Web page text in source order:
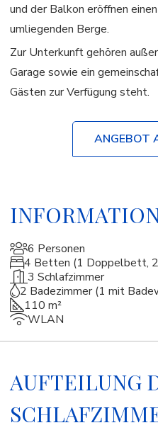
und der Balkon eröffnen
umliegenden Berge.
Zur Unterkunft gehören
Garage sowie ein
Gästen zur Verfügung steht.
ANGEBOT
6 Personen
4 Betten (1 Doppelbett,
3 Schlafzimmer
2 Badezimmer (1 mit
110 m²
WLAN
AUFTEILUNG